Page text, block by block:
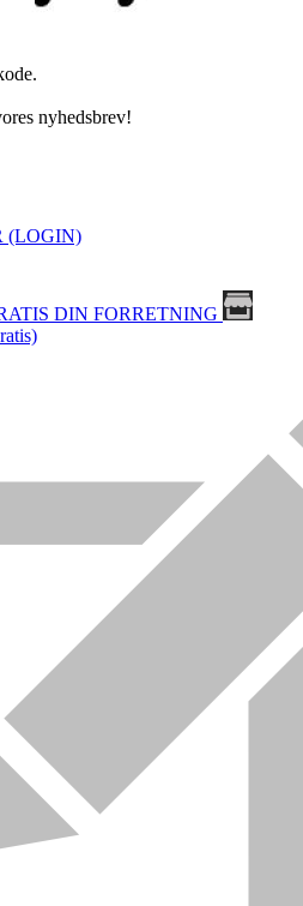
nyhedsbrev!
(LOGIN)
DIN FORRETNING